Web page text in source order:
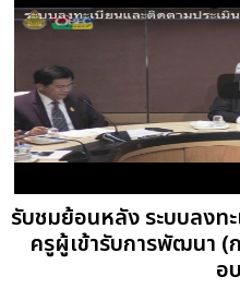
รับชมย้อนหลัง ระบบลงท
ครูผู้เข้ารับการพัฒนา (ก
อ